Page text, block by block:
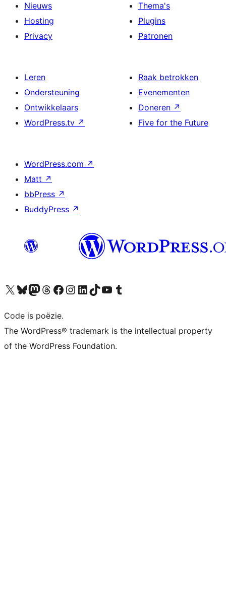
Nieuws
Hosting
Privacy
Thema's
Plugins
Patronen
Leren
Ondersteuning
Ontwikkelaars
WordPress.tv ↗
Raak betrokken
Evenementen
Doneren ↗
Five for the Future
WordPress.com ↗
Matt ↗
bbPress ↗
BuddyPress ↗
Bezoek ons X (voorheen Twitter) account
Bezoek ons Bluesky account
Bezoek ons Mastodon account
Bezoek ons Threads account
Onze Facebook pagina bezoeken
Bezoek ons Instagram account
Bezoek ons LinkedIn account
Bezoek ons TikTok account
Bezoek ons YouTube kanaalBezoek ons Tumblr account
Code is poëzie.
The WordPress® trademark is the intellectual property
of the WordPress Foundation.